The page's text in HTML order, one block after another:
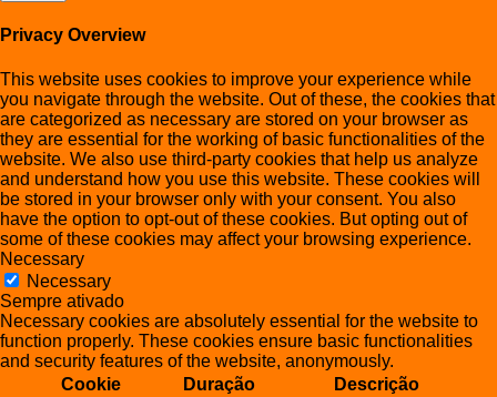
Privacy Overview
This website uses cookies to improve your experience while
you navigate through the website. Out of these, the cookies that
are categorized as necessary are stored on your browser as
they are essential for the working of basic functionalities of the
website. We also use third-party cookies that help us analyze
and understand how you use this website. These cookies will
be stored in your browser only with your consent. You also
have the option to opt-out of these cookies. But opting out of
some of these cookies may affect your browsing experience.
Necessary
Necessary
Sempre ativado
Necessary cookies are absolutely essential for the website to
function properly. These cookies ensure basic functionalities
and security features of the website, anonymously.
Cookie
Duração Descrição